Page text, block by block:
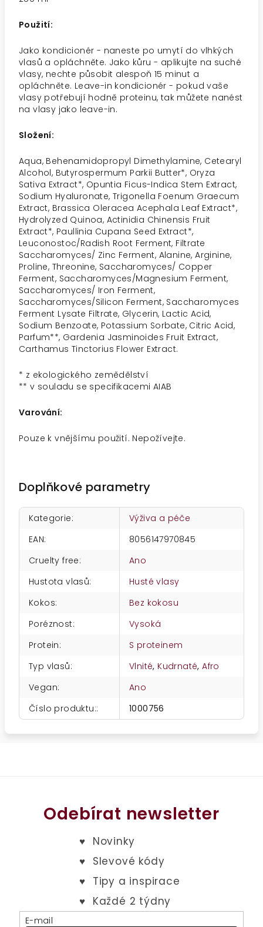
Použití:
Jako kondicionér - naneste po umytí do vlhkých
vlasů a opláchněte. Jako kůru - aplikujte na suché
vlasy, nechte působit alespoň 15 minut a
opláchněte. Leave-in kondicionér - pokud vaše
vlasy potřebují hodně proteinu, tak můžete nanést
na vlasy jako leave-in.
Složení:
Aqua, Behenamidopropyl Dimethylamine, Cetearyl
Alcohol, Butyrospermum Parkii Butter*, Oryza
Sativa Extract*, Opuntia Ficus-Indica Stem Extract,
Sodium Hyaluronate, Trigonella Foenum Graecum
Extract, Brassica Oleracea Acephala Leaf Extract*,
Hydrolyzed Quinoa, Actinidia Chinensis Fruit
Extract*, Paullinia Cupana Seed Extract*,
Leuconostoc/Radish Root Ferment, Filtrate
Saccharomyces/ Zinc Ferment, Alanine, Arginine,
Proline, Threonine, Saccharomyces/ Copper
Ferment, Saccharomyces/Magnesium Ferment,
Saccharomyces/ Iron Ferment,
Saccharomyces/Silicon Ferment, Saccharomyces
Ferment Lysate Filtrate, Glycerin, Lactic Acid,
Sodium Benzoate, Potassium Sorbate, Citric Acid,
Parfum**, Gardenia Jasminoides Fruit Extract,
Carthamus Tinctorius Flower Extract.
* z ekologického zemědělství
** v souladu se specifikacemi AIAB
Varování:
Pouze k vnějšímu použití. Nepožívejte.
Doplňkové parametry
Kategorie:
Výživa a péče
EAN:
8056147970845
Cruelty free:
Ano
Hustota vlasů:
Husté vlasy
Kokos:
Bez kokosu
Poréznost:
Vysoká
Protein:
S proteinem
Typ vlasů: Vlnité, Kudrnaté,Afro
Vegan:
Ano
Číslo produktu:: 1000756
Odebírat newsletter
E-mail